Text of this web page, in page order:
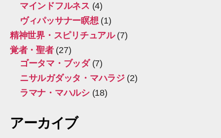
マインドフルネス (4)
ヴィパッサナー瞑想(1)
精神世界・スピリチュアル(7)
覚者・聖者(27)
ゴータマ・ブッダ(7)
ニサルガダッタ・マハラジ(2)
ラマナ・マハルシ(18)
アーカイブ